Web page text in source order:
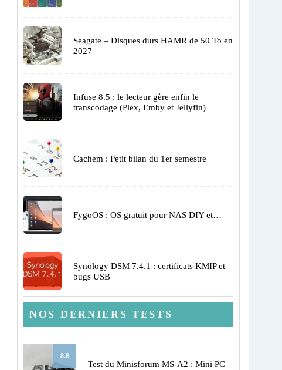
Seagate – Disques durs HAMR de 50 To en
2027
Infuse 8.5 : le lecteur gère enfin le
transcodage (Plex, Emby et Jellyfin)
Cachem : Petit bilan du 1er semestre
FygoOS : OS gratuit pour NAS DIY et…
Synology DSM 7.4.1 : certificats KMIP et
bugs USB
NOS DERNIERS TESTS
8.8
Test du Minisforum MS-A2 : Mini PC